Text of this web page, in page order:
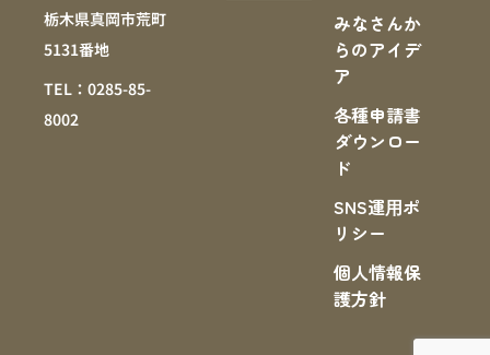
栃木県真岡市荒町
5131番地
TEL：0285-85-
8002
みなさんか
らのアイデ
ア
各種申請書
ダウンロー
ド
SNS運⽤ポ
リシー
個人情報保
護方針